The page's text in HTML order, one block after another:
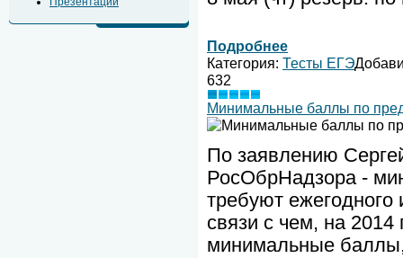
Подробнее
Категория: Тесты ЕГЭ
632
Минимальные баллы по
По заявлению
РосОбрНадзора -
требуют
связи с чем, на
минимальные